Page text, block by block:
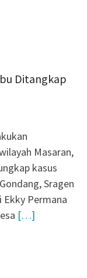
Ditangkap
Masaran,
kasus
Sragen
Ekky Permana
[…]